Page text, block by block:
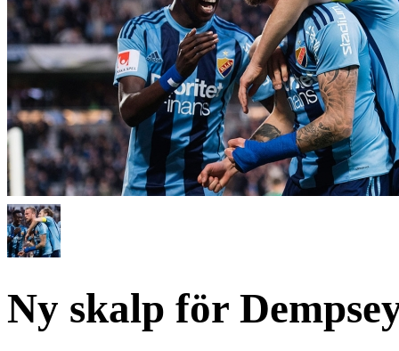
Ny skalp för